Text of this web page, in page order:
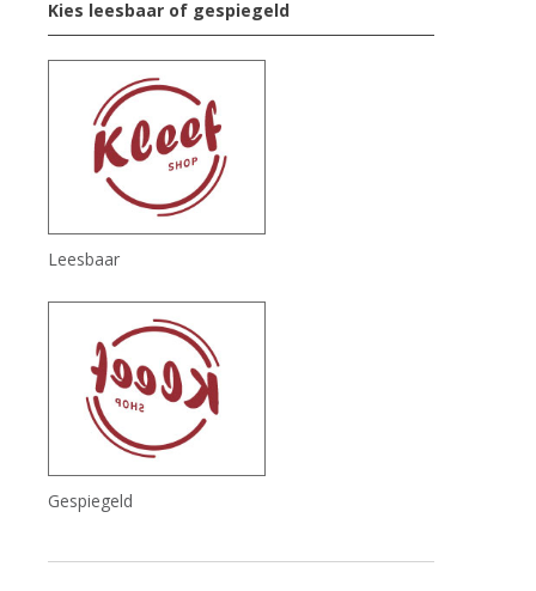
Kies leesbaar of gespiegeld
Leesbaar
Gespiegeld